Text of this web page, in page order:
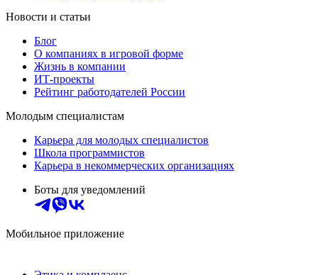
Новости и статьи
Блог
О компаниях в игровой форме
Жизнь в компании
ИТ-проекты
Рейтинг работодателей России
Молодым специалистам
Карьера для молодых специалистов
Школа программистов
Карьера в некоммерческих организациях
Боты для уведомлений
Мобильное приложение